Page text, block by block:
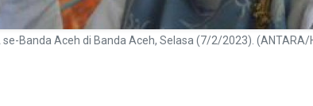
Banda Aceh di Banda Aceh, Selasa (7/2/2023). (ANTARA/